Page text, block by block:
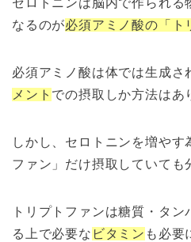
なるのが必須アミノ酸の「ト
必須アミノ酸は体では生成さ
メント での摂取しか方法はあ
しかし、セロトニンを増やす
ファン」だけ摂取していても
トリプトファンは糖質・タ
る上で必要な ビタミン も必要